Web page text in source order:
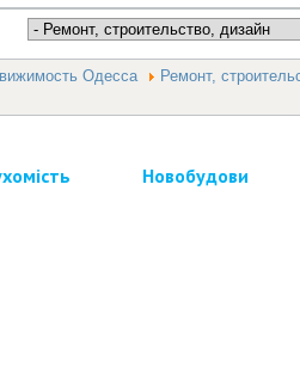
Одесса
Ремонт,
Новобудови